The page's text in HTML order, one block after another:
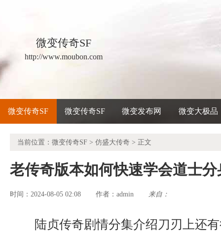
微变传奇SF
http://www.moubon.com
微变传奇SF 微变传奇SF 微变发布网 微变大极品
当前位置： 微变传奇SF > 仿盛大传奇 > 正文
老传奇版本如何快速学会道士分
时间：2024-08-05 02:08 作者： admin 来自：
陆贞传奇剧情分集介绍刀刃上还